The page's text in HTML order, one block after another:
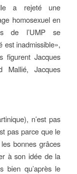
a rejeté une
homosexuel en
de l’UMP se
est inadmissible»,
figurent Jacques
Mallié, Jacques
n’est pas
pas parce que le
bonnes grâces
à son idée de la
bien qu’après le